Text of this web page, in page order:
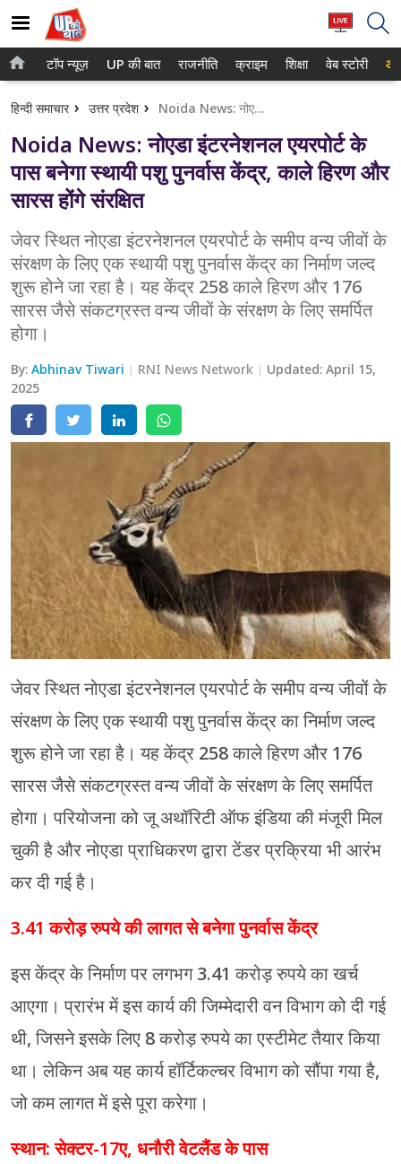
होम
टॉप न्यूज़
UP की बात
राजनीति
क्राइम
शिक्षा
वेब स्टोरी
टॉप न्यूज़ UP की बात राजनीति क्राइम शिक्षा वेब स्टोरी
हिन्दी समाचार उत्तर प्रदेश Noida News: नोएडा इंटरनेशनल एयरपोर्ट के पास बनेगा स्थायी पशु पुनर्वास केंद्र, काले हिरण और सारस होंगे संरक्षित
Noida News: नोएडा इंटरनेशनल एयरपोर्ट के
पास बनेगा स्थायी पशु पुनर्वास केंद्र, काले हिरण और
सारस होंगे संरक्षित
जेवर स्थित नोएडा इंटरनेशनल एयरपोर्ट के समीप वन्य जीवों के
संरक्षण के लिए एक स्थायी पशु पुनर्वास केंद्र का निर्माण जल्द
शुरू होने जा रहा है। यह केंद्र 258 काले हिरण और 176
सारस जैसे संकटग्रस्त वन्य जीवों के संरक्षण के लिए समर्पित
होगा।
By:Abhinav Tiwari RNI News Network Updated:April 15,
2025
जेवर स्थित नोएडा इंटरनेशनल एयरपोर्ट के समीप वन्य जीवों के
संरक्षण के लिए एक स्थायी पशु पुनर्वास केंद्र का निर्माण जल्द
शुरू होने जा रहा है। यह केंद्र 258 काले हिरण और 176
सारस जैसे संकटग्रस्त वन्य जीवों के संरक्षण के लिए समर्पित
होगा। परियोजना को जू अथॉरिटी ऑफ इंडिया की मंजूरी मिल
चुकी है और नोएडा प्राधिकरण द्वारा टेंडर प्रक्रिया भी आरंभ
कर दी गई है।
3.41 करोड़ रुपये की लागत से बनेगा पुनर्वास केंद्र
इस केंद्र के निर्माण पर लगभग 3.41 करोड़ रुपये का खर्च
आएगा। प्रारंभ में इस कार्य की जिम्मेदारी वन विभाग को दी गई
थी, जिसने इसके लिए 8 करोड़ रुपये का एस्टीमेट तैयार किया
था। लेकिन अब यह कार्य हॉर्टिकल्चर विभाग को सौंपा गया है,
जो कम लागत में इसे पूरा करेगा।
स्थान: सेक्टर-17ए, धनौरी वेटलैंड के पास
गाजियाबाद
लखनऊ
कानपुर
वाराणसी
आगरा
अयोध्या
मथुरा
मेरठ
प्रयागराज
रामपुर